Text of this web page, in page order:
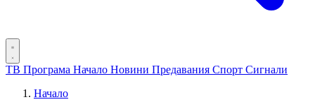
ТВ Програма Начало Новини Предавания Спорт Сигнали
Начало